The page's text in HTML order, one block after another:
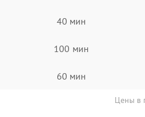
40 мин
100 мин
60 мин
Цены в